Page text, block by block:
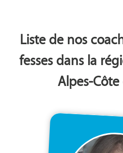
Liste de nos
fesses dans la
Alpes-